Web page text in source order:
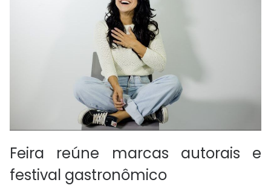
Feira reúne marcas autorais e
festival gastronômico